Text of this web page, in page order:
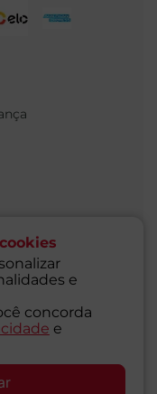
e
concorda
e
RESERVADOS
116.827.781.117
- São Paulo - SP -